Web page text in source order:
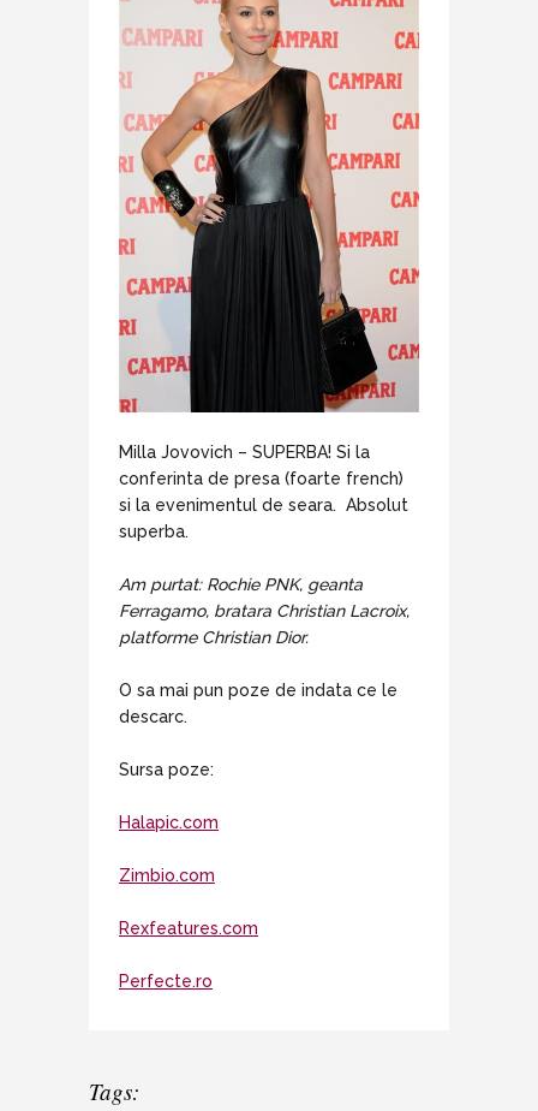
Milla Jovovich – SUPERBA! Si la
conferinta de presa (foarte french)
si la evenimentul de seara. Absolut
superba.
Am purtat: Rochie PNK, geanta
Ferragamo, bratara Christian Lacroix,
platforme Christian Dior.
O sa mai pun poze de indata ce le
descarc.
Sursa poze:
Halapic.com
Zimbio.com
Rexfeatures.com
Perfecte.ro
Tags: